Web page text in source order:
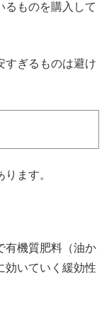
るものを購入して
すぎるものは避け
ます。
有機質肥料（油か
効いていく緩効性